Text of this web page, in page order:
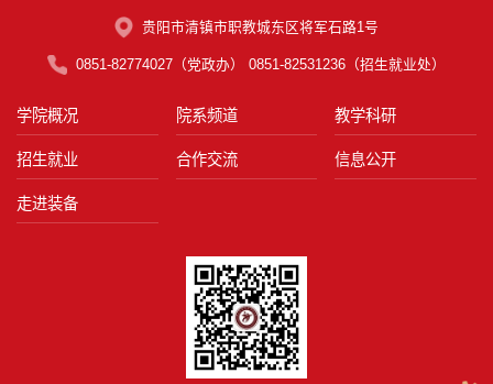
贵阳市清镇市职教城东区将军石路1号
0851-82774027（党政办） 0851-82531236（招生就业处）
学院概况 院系频道 教学科研
招生就业 合作交流 信息公开
走进装备